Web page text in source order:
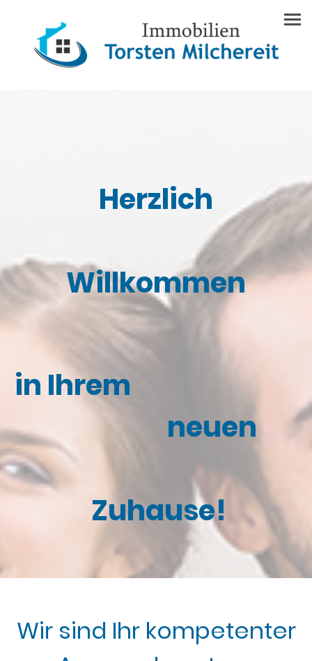
Herzlich
Willkommen
in Ihrem
neuen
Zuhause!
Wir sind Ihr kompetenter